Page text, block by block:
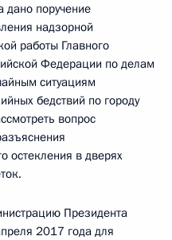
дано поручение
надзорной
работы Главного
Федерации по делам
ситуациям
бедствий по городу
вопрос
остекления в дверях
Президента
2017 года для